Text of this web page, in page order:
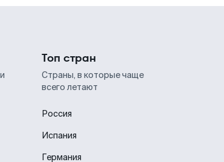
Топ стран
Страны, в которые чаще
всего летают
Россия
Испания
Германия